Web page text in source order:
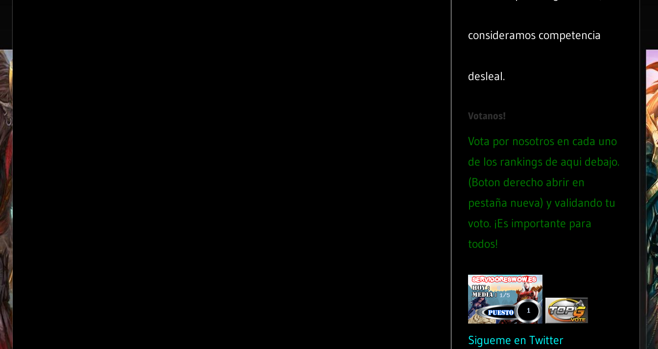
consideramos competencia
desleal.
Votanos!
Vota por nosotros en cada uno
de los rankings de aqui debajo.
(Boton derecho abrir en
pestaña nueva) y validando tu
voto. ¡Es importante para
todos!
Sigueme en Twitter